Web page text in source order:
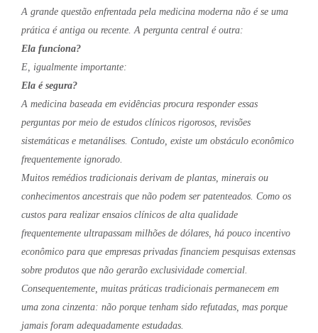
A grande questão enfrentada pela medicina moderna não é se uma
prática é antiga ou recente. A pergunta central é outra:
Ela funciona?
E, igualmente importante:
Ela é segura?
A medicina baseada em evidências procura responder essas
perguntas por meio de estudos clínicos rigorosos, revisões
sistemáticas e metanálises. Contudo, existe um obstáculo econômico
frequentemente ignorado.
Muitos remédios tradicionais derivam de plantas, minerais ou
conhecimentos ancestrais que não podem ser patenteados. Como os
custos para realizar ensaios clínicos de alta qualidade
frequentemente ultrapassam milhões de dólares, há pouco incentivo
econômico para que empresas privadas financiem pesquisas extensas
sobre produtos que não gerarão exclusividade comercial.
Consequentemente, muitas práticas tradicionais permanecem em
uma zona cinzenta: não porque tenham sido refutadas, mas porque
jamais foram adequadamente estudadas.